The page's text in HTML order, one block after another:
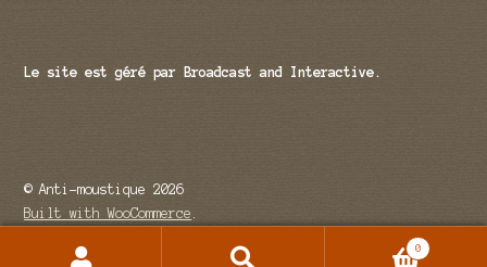
Le site est géré par Broadcast and Interactive.
© Anti-moustique 2026
Built with WooCommerce
0